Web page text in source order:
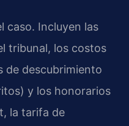
caso. Incluyen las
tribunal, los costos
de descubrimiento
y los honorarios
la tarifa de